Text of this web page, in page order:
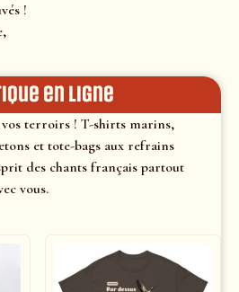
!
en ligne
terroirs ! T-shirts marins,
et tote-bags aux refrains
des chants français partout
vous.